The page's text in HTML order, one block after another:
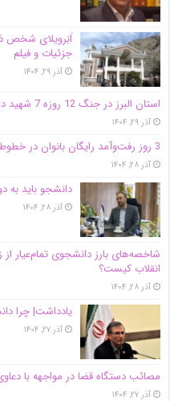
اَبَر‌ویلای شخص
جزئیات و فیلم
آذر ۲۹, ۱۴۰۴
استان البرز در جنگ 12 روزه 7 شهید دانشجو تقدیم انقلاب کرد
آذر ۲۹, ۱۴۰۴
3 روز رفت‌وآمد رایگان بانوان در خطوط اتوبوسرانی شهری کرج
آذر ۲۸, ۱۴۰۴
دانشجو باید به
آذر ۲۸, ۱۴۰۴
شاخصه‌های بارز دانشجوی تمام‌عیار از
انقلاب کیست؟
آذر ۲۸, ۱۴۰۴
یادداشت| چرا
آذر ۲۷, ۱۴۰۴
مصائب دستگاه قضا در مواجهه با
آذر ۲۷, ۱۴۰۴